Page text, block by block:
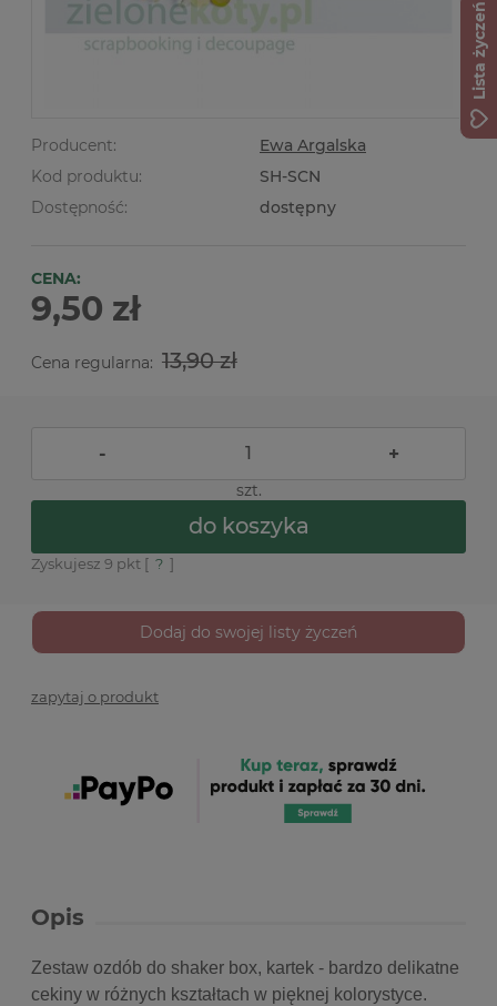
Producent:
Ewa Argalska
Kod produktu:
SH-SCN
Dostępność:
dostępny
CENA:
9,50 zł
Cena regularna: 13,90 zł
- +
szt.
do koszyka
Zyskujesz 9 pkt [ ? ]
Dodaj do swojej listy życzeń
zapytaj o produkt
Opis
Zestaw ozdób do shaker box, kartek - bardzo delikatne
cekiny w różnych kształtach w pięknej kolorystyce.
Lista życzeń